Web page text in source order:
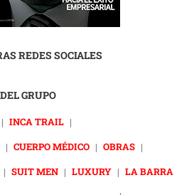
REDES SOCIALES
GRUPO
| INCA TRAIL |
| CUERPO MÉDICO | OBRAS |
| SUIT MEN | LUXURY | LA BARRA